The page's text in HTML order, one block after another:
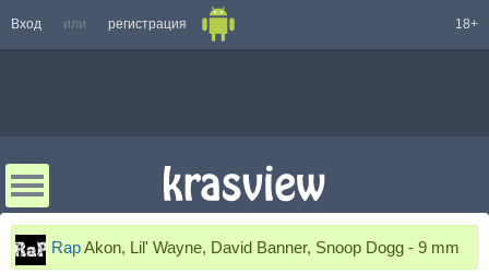
Вход или регистрация 18+
RapAkon, Lil' Wayne, David Banner, Snoop Dogg - 9 mm